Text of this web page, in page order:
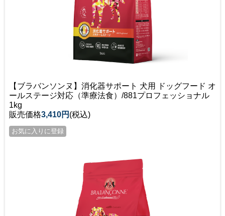
【ブラバンソンヌ】消化器サポート 犬用 ドッグフード オ
ールステージ対応（準療法食）/881プロフェッショナル
1kg
販売価格3,410円 (税込)